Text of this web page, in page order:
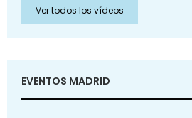
Ver todos los vídeos
EVENTOS MADRID